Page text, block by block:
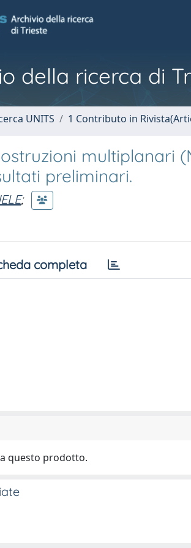
della ricerca di
UNITS 1 Contributo in
multiplanari
preliminari.
;
completa
questo prodotto.